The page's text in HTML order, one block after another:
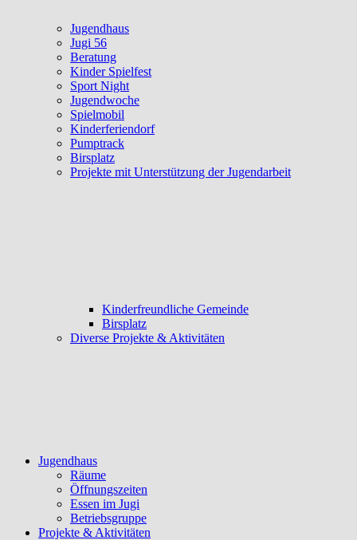
Jugendhaus
Jugi 56
Beratung
Kinder Spielfest
Sport Night
Jugendwoche
Spielmobil
Kinderferiendorf
Pumptrack
Birsplatz
Projekte mit Unterstützung der Jugendarbeit
Kinderfreundliche Gemeinde
Birsplatz
Diverse Projekte & Aktivitäten
Jugendhaus
Räume
Öffnungszeiten
Essen im Jugi
Betriebsgruppe
Projekte & Aktivitäten